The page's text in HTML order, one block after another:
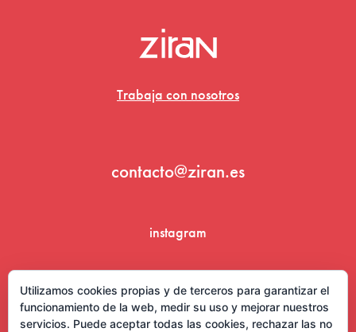
Trabaja con nosotros
contacto@ziran.es
instagram
Utilizamos cookies propias y de terceros para garantizar el
funcionamiento de la web, medir su uso y mejorar nuestros
servicios. Puede aceptar todas las cookies, rechazar las no